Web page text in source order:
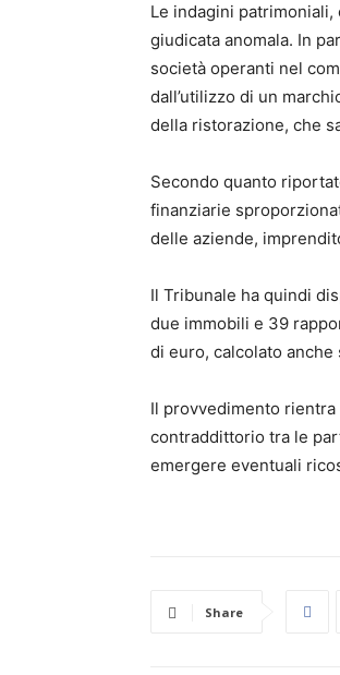
Le indagini
giudicata anomala. In
società operanti nel
dall’utilizzo di un
della ristorazione, che
Secondo quanto
finanziarie
delle aziende,
Il Tribunale ha quindi
due immobili e 39
di euro, calcolato anche
Il provvedimento
contraddittorio tra le
emergere eventuali
Share